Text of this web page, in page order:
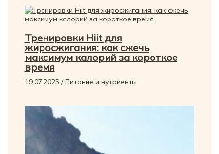
Тренировки Hiit для
жиросжигания: как сжечь
максимум калорий за короткое
время
19.07.2025 /Питание и нутриенты